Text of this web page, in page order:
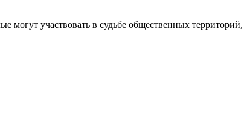
могут участвовать в судьбе общественных территорий,